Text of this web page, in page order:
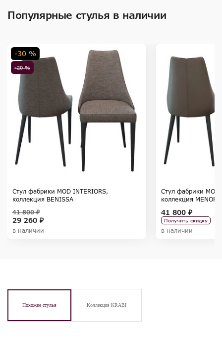
Популярные стулья в наличии
-20 %
-30 %
Стул фабрики MOD INTERIORS,
коллекция BENISSA
29 260 ₽
41 800 ₽
в наличии
Стул фабрики MOD
коллекция
41 800 ₽
Получить скидку
в наличии
Похожие стулья Коллекция KRABI